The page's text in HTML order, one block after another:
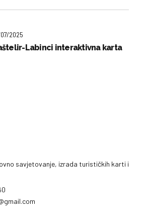
2025
Labinci interaktivna karta
savjetovanje, izrada turističkih karti i